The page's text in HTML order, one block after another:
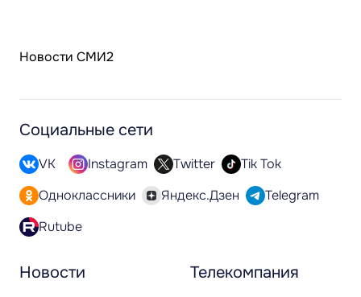
Новости СМИ2
Новости Телекомпания
Социальные сети
VK Instagram Twitter
Tik Tok
Одноклассники
Яндекс.Дзен
Telegram
Rutube